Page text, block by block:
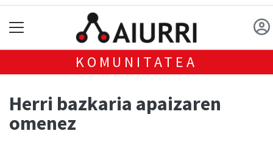
KOMUNITATEA
Herri bazkaria apaizaren
omenez